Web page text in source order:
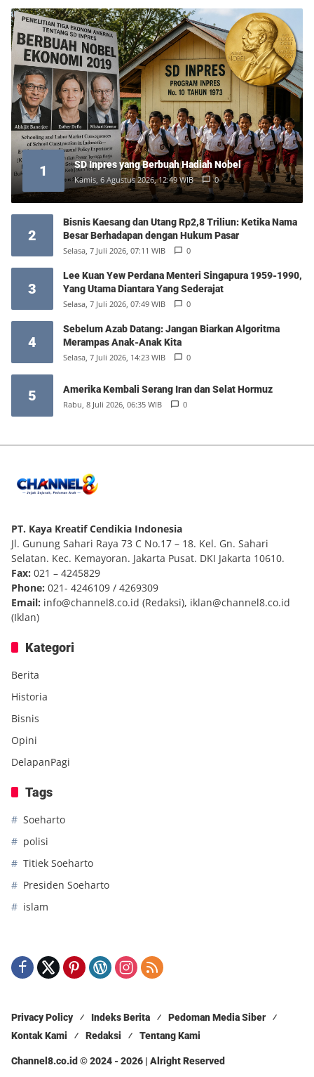
1 SD Inpres yang Berbuah Hadiah Nobel
Kamis, 6 Agustus 2026, 12:49 WIB 0
2
Bisnis Kaesang dan Utang Rp2,8 Triliun: Ketika Nama
Besar Berhadapan dengan Hukum Pasar
Selasa, 7 Juli 2026, 07:11 WIB 0
3
Lee Kuan Yew Perdana Menteri Singapura 1959-1990,
Yang Utama Diantara Yang Sederajat
Selasa, 7 Juli 2026, 07:49 WIB 0
4
Sebelum Azab Datang: Jangan Biarkan Algoritma
Merampas Anak-Anak Kita
Selasa, 7 Juli 2026, 14:23 WIB 0
5 Amerika Kembali Serang Iran dan Selat Hormuz
Rabu, 8 Juli 2026, 06:35 WIB 0
PT. Kaya Kreatif Cendikia Indonesia
Jl. Gunung Sahari Raya 73 C No.17 – 18. Kel. Gn. Sahari
Selatan. Kec. Kemayoran. Jakarta Pusat. DKI Jakarta 10610.
Fax: 021 – 4245829
Phone: 021- 4246109 / 4269309
Email: info@channel8.co.id (Redaksi), iklan@channel8.co.id
(Iklan)
Kategori
Berita
Historia
Bisnis
Opini
DelapanPagi
Tags
Soeharto
polisi
Titiek Soeharto
Presiden Soeharto
islam
Privacy Policy Indeks Berita
Pedoman Media Siber
Kontak Kami
Redaksi Tentang Kami
Channel8.co.id © 2024 - 2026 | Alright Reserved